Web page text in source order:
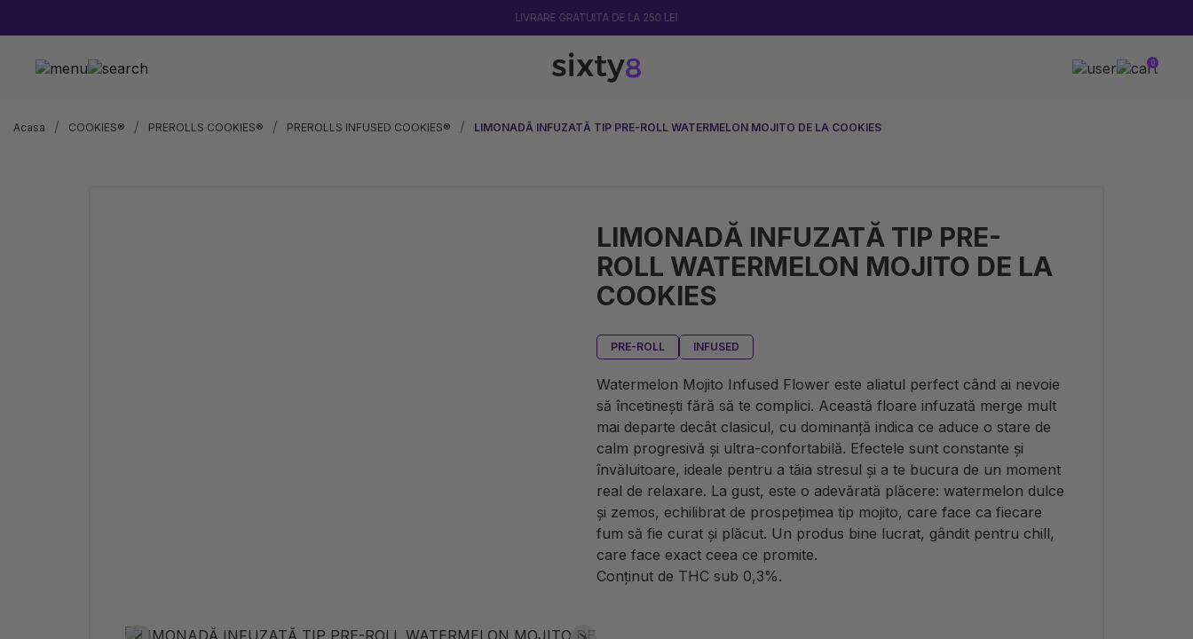
0
Acasa COOKIES® PREROLLS COOKIES® PREROLLS INFUSED COOKIES® LIMONADĂ INFUZATĂ TIP PRE-ROLL WATERMELON MOJITO DE LA COOKIES
LIMONADĂ INFUZATĂ TIP PRE-
ROLL WATERMELON MOJITO DE LA
COOKIES
PRE-ROLL INFUSED
Watermelon Mojito Infused Flower este aliatul perfect când ai nevoie
să încetinești fără să te complici. Această floare infuzată merge mult
mai departe decât clasicul, cu dominanță indica ce aduce o stare de
calm progresivă și ultra-confortabilă. Efectele sunt constante și
învăluitoare, ideale pentru a tăia stresul și a te bucura de un moment
real de relaxare. La gust, este o adevărată plăcere: watermelon dulce
și zemos, echilibrat de prospețimea tip mojito, care face ca fiecare
fum să fie curat și plăcut. Un produs bine lucrat, gândit pentru chill,
care face exact ceea ce promite.
Conținut de THC sub 0,3%.